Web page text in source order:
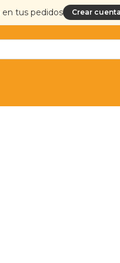
en tus pedidos Crear